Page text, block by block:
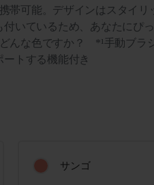
帯可能。デザインはスタイリ
いているため、あなたにぴっ
んな色ですか？ *¹手動ブラ
トする機能付き
サンゴ